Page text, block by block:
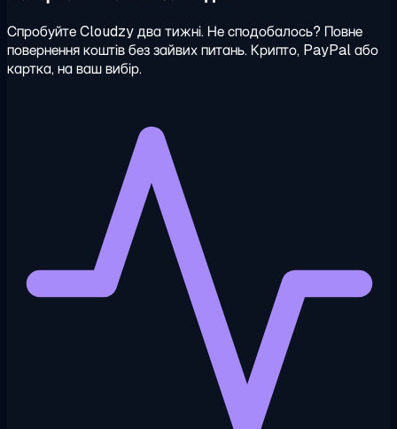
Спробуйте Cloudzy два тижні. Не сподобалось? Повне
повернення коштів без зайвих питань. Крипто, PayPal або
картка, на ваш вибір.